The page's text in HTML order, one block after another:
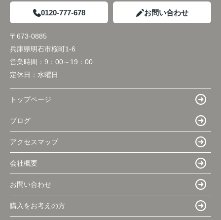
0120-777-678 お問い合わせ
〒673-0885
兵庫県明石市桜町1-6
営業時間： 9：00～19：00
定休日： 水曜日
トップページ
ブログ
アクセスマップ
会社概要
お問い合わせ
購入をお考えの方